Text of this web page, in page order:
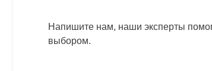
Напишите нам, наши эксперты
выбором.